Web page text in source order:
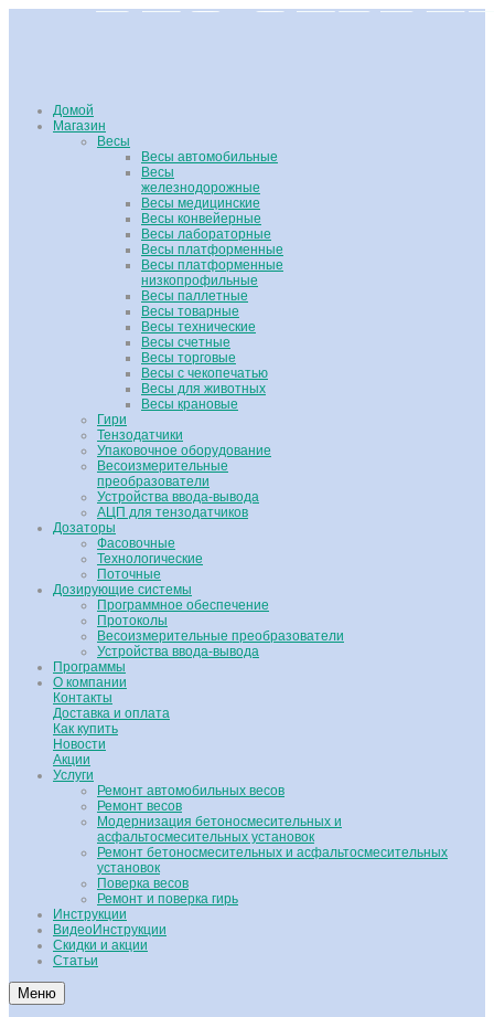
Домой
Магазин
Весы
Весы автомобильные
Весы
железнодорожные
Весы медицинские
Весы конвейерные
Весы лабораторные
Весы платформенные
Весы платформенные
низкопрофильные
Весы паллетные
Весы товарные
Весы технические
Весы счетные
Весы торговые
Весы с чекопечатью
Весы для животных
Весы крановые
Гири
Тензодатчики
Упаковочное оборудование
Весоизмерительные
преобразователи
Устройства ввода-вывода
АЦП для тензодатчиков
Дозаторы
Фасовочные
Технологические
Поточные
Дозирующие системы
Программное обеспечение
Протоколы
Весоизмерительные преобразователи
Устройства ввода-вывода
Программы
О компании
Контакты
Доставка и оплата
Как купить
Новости
Акции
Услуги
Ремонт автомобильных весов
Ремонт весов
Модернизация бетоносмесительных и
асфальтосмесительных установок
Ремонт бетоносмесительных и асфальтосмесительных
установок
Поверка весов
Ремонт и поверка гирь
Инструкции
ВидеоИнструкции
Скидки и акции
Статьи
Меню